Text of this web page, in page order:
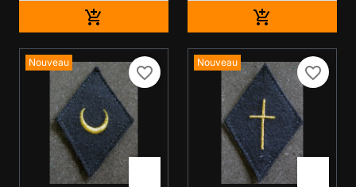
 
Nouveau
favorite_border
Nouveau
favorite_border